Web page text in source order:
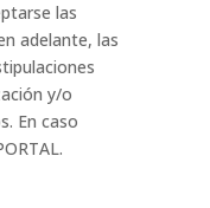
las
adelante, las
y/o
En caso